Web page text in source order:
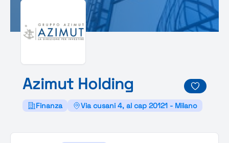
Azimut Holding
Finanza Via cusani 4, al cap 20121 - Milano